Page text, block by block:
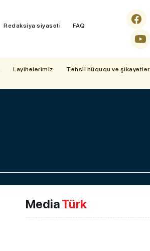
Redaksiya siyasəti
FAQ
Layihələrimiz
Təhsil hüququ və şikayətlər
MediaTürk